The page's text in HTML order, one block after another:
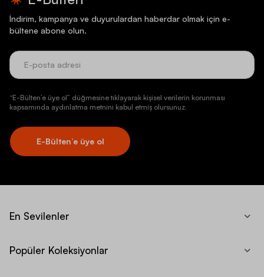
İndirim, kampanya ve duyurulardan haberdar olmak için e-
bültene abone olun.
“E-Bülten’e üye ol” düğmesine tıklayarak kişisel verilerin korunması
kapsamında aydınlatma metnini kabul etmiş olursunuz.
E-Bülten’e üye ol
En Sevilenler
Popüler Koleksiyonlar